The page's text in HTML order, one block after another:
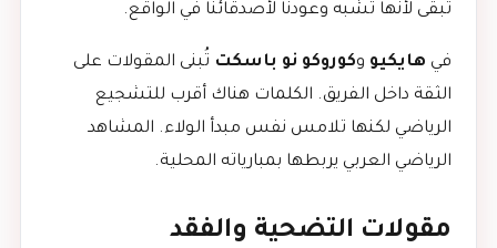
تبقى لأنها تُشبه وعودنا لأصدقائنا في الواقع.
في هايكيو وكوروكو نو باسكت تُبنى المقولات على
الثقة داخل الفريق. الكلمات هناك أقرب للتشجيع
الرياضي لكنها تلامس نفس مبدأ الولاء. المشاهد
الرياضي العربي يربطها بمبارياته المحلية.
مقولات التضحية والفقد